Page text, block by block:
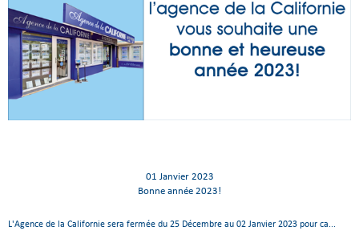
01 Janvier 2023
Bonne année 2023!
L'Agence de la Californie sera fermée du 25 Décembre au 02 Janvier 2023 pour ca...